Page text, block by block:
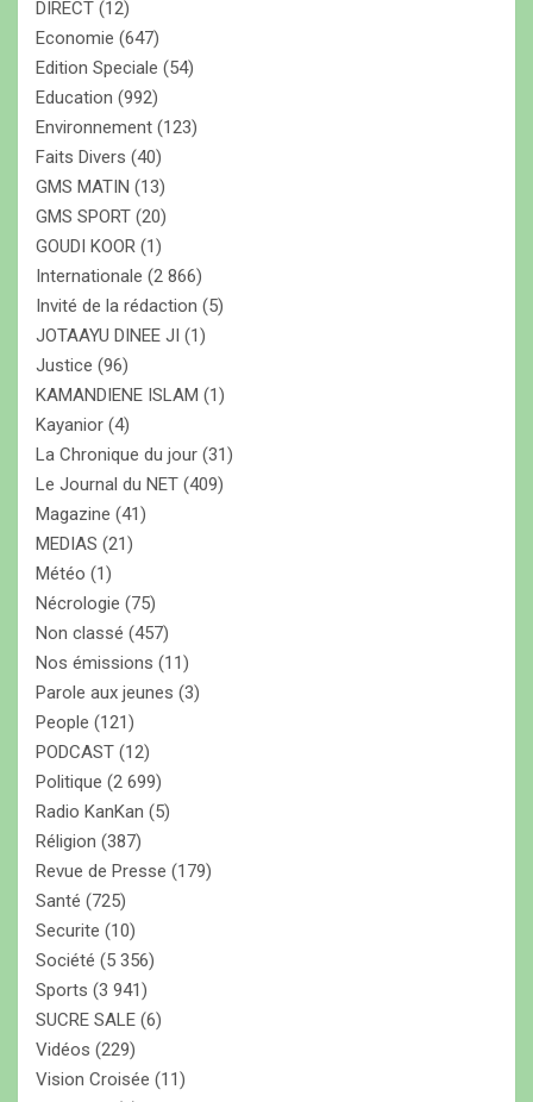
DIRECT (12)
Economie (647)
Edition Speciale (54)
Education (992)
Environnement (123)
Faits Divers (40)
GMS MATIN (13)
GMS SPORT (20)
GOUDI KOOR (1)
Internationale (2 866)
Invité de la rédaction (5)
JOTAAYU DINEE JI (1)
Justice (96)
KAMANDIENE ISLAM (1)
Kayanior (4)
La Chronique du jour (31)
Le Journal du NET (409)
Magazine (41)
MEDIAS (21)
Météo (1)
Nécrologie (75)
Non classé (457)
Nos émissions (11)
Parole aux jeunes (3)
People (121)
PODCAST (12)
Politique (2 699)
Radio KanKan (5)
Réligion (387)
Revue de Presse (179)
Santé (725)
Securite (10)
Société (5 356)
Sports (3 941)
SUCRE SALE (6)
Vidéos (229)
Vision Croisée (11)